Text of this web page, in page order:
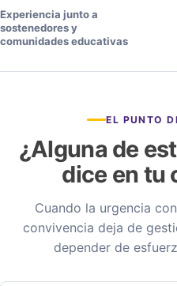
Experiencia junto a
sostenedores y
comunidades educativas
EL PUNTO
¿Alguna de
dice en tu
Cuando la urgencia
convivencia deja de
depender de